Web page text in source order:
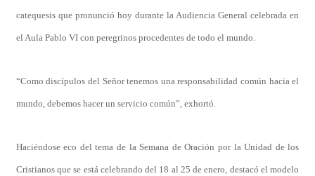
catequesis que pronunció hoy durante la Audiencia General celebrada en
el Aula Pablo VI con peregrinos procedentes de todo el mundo.
“Como discípulos del Señor tenemos una responsabilidad común hacia el
mundo, debemos hacer un servicio común”, exhortó.
Haciéndose eco del tema de la Semana de Oración por la Unidad de los
Cristianos que se está celebrando del 18 al 25 de enero, destacó el modelo